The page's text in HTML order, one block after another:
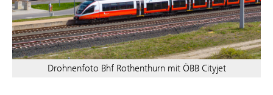
Drohnenfoto Bhf Rothenthurn mit ÖBB Cityjet